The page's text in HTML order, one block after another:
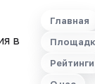
в
Главная
Рейтинги